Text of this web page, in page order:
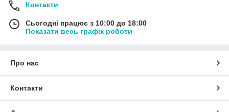
Контакти
Сьогодні працює з 10:00 до 18:00
Показати весь графік роботи
Про нас
Контакти